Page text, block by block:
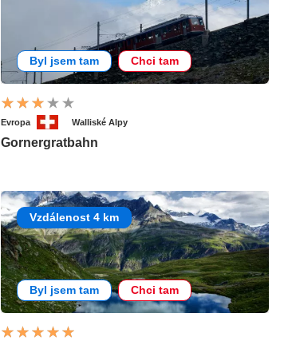
Byl jsem tam Chci tam
Evropa Walliské Alpy
Gornergratbahn
Vzdálenost 4 km
Byl jsem tam Chci tam